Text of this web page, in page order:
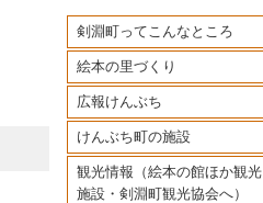
剣淵町ってこんなところ
絵本の里づくり
広報けんぶち
けんぶち町の施設
観光情報（絵本の館ほか観光
施設・剣淵町観光協会へ）